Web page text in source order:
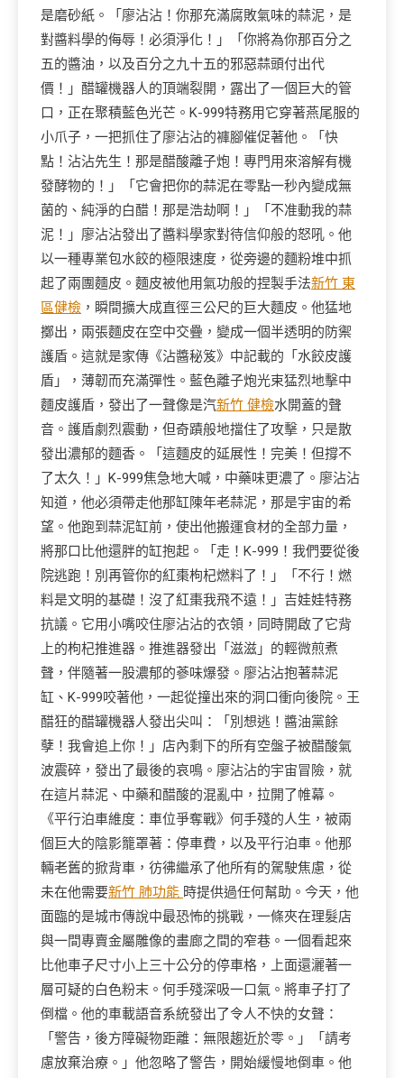
是磨砂紙。「廖沾沾！你那充滿腐敗氣味的蒜泥，是
對醬料學的侮辱！必須淨化！」「你將為你那百分之
五的醬油，以及百分之九十五的邪惡蒜頭付出代
價！」醋罐機器人的頂端裂開，露出了一個巨大的管
口，正在聚積藍色光芒。K-999特務用它穿著燕尾服的
小爪子，一把抓住了廖沾沾的褲腳催促著他。「快
點！沾沾先生！那是醋酸離子炮！專門用來溶解有機
發酵物的！」「它會把你的蒜泥在零點一秒內變成無
菌的、純淨的白醋！那是浩劫啊！」「不准動我的蒜
泥！」廖沾沾發出了醬料學家對待信仰般的怒吼。他
以一種專業包水餃的極限速度，從旁邊的麵粉堆中抓
起了兩團麵皮。麵皮被他用氣功般的捏製手法新竹 東
區健檢 ，瞬間擴大成直徑三公尺的巨大麵皮。他猛地
擲出，兩張麵皮在空中交疊，變成一個半透明的防禦
護盾。這就是家傳《沾醬秘笈》中記載的「水餃皮護
盾」，薄韌而充滿彈性。藍色離子炮光束猛烈地擊中
麵皮護盾，發出了一聲像是汽新竹 健檢水開蓋的聲
音。護盾劇烈震動，但奇蹟般地擋住了攻擊，只是散
發出濃郁的麵香。「這麵皮的延展性！完美！但撐不
了太久！」K-999焦急地大喊，中藥味更濃了。廖沾沾
知道，他必須帶走他那缸陳年老蒜泥，那是宇宙的希
望。他跑到蒜泥缸前，使出他搬運食材的全部力量，
將那口比他還胖的缸抱起。「走！K-999！我們要從後
院逃跑！別再管你的紅棗枸杞燃料了！」「不行！燃
料是文明的基礎！沒了紅棗我飛不遠！」吉娃娃特務
抗議。它用小嘴咬住廖沾沾的衣領，同時開啟了它背
上的枸杞推進器。推進器發出「滋滋」的輕微煎煮
聲，伴隨著一股濃郁的蔘味爆發。廖沾沾抱著蒜泥
缸、K-999咬著他，一起從撞出來的洞口衝向後院。王
醋狂的醋罐機器人發出尖叫：「別想逃！醬油黨餘
孽！我會追上你！」店內剩下的所有空盤子被醋酸氣
波震碎，發出了最後的哀鳴。廖沾沾的宇宙冒險，就
在這片蒜泥、中藥和醋酸的混亂中，拉開了帷幕。
《平行泊車維度：車位爭奪戰》何手殘的人生，被兩
個巨大的陰影籠罩著：停車費，以及平行泊車。他那
輛老舊的掀背車，彷彿繼承了他所有的駕駛焦慮，從
未在他需要新竹 肺功能 時提供過任何幫助。今天，他
面臨的是城市傳說中最恐怖的挑戰，一條夾在理髮店
與一間專賣金屬雕像的畫廊之間的窄巷。一個看起來
比他車子尺寸小上三十公分的停車格，上面還灑著一
層可疑的白色粉末。何手殘深吸一口氣。將車子打了
倒檔。他的車載語音系統發出了令人不快的女聲：
「警告，後方障礙物距離：無限趨近於零。」「請考
慮放棄治療。」他忽略了警告，開始緩慢地倒車。他